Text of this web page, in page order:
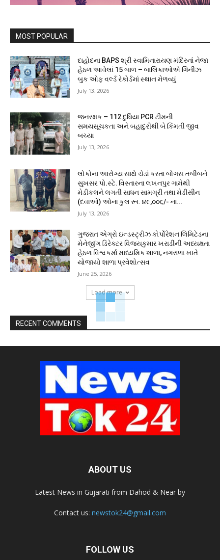
MOST POPULAR
દાહોદના BAPS શ્રી સ્વામિનારાયણ મંદિરનાં નેજા
હેઠળ આવેલાં 15 બાળ – બાલિકાઓએ ગિનીઝ
બુક ઓફ વર્લ્ડ રેકોર્ડમાં સ્થાન મેળવ્યું
July 13, 2026
જનરક્ષક – 112 દુધિયા PCR ટીમની
સમયસૂચકતા અને બહાદુરીથી બે કિંમતી જીવ
બચ્યા
July 13, 2026
લોકોના આરોગ્ય સાથે ચેડાં કરતા બોગસ તબીબને
સુખસર પો.સ્ટે. વિસ્તારના લખનપુર ગામેથી
મેડીકલને લગતી સાધન સામગ્રી તથા મેડીસીન
(દવાઓ) ઓના કુલ રૂા. ૪૯,૦૦૬/- ના...
July 13, 2026
ગુજરાત એગ્રો ઇન્ડસ્ટ્રીઝ કોર્પોરેશન લિમિટેડના
મેનેજીંગ ડિરેક્ટર વિજયકુમાર ખરાડીની અધ્યક્ષતા
હેઠળ વિશ્વકર્મા માધ્યમિક શાળા, નગરાળા ખાતે
યોજાયો શાળા પ્રવેશોત્સવ
June 25, 2026
Load more
RECENT COMMENTS
ABOUT US
Latest News in Gujarati from Dahod & Near by
Contact us: newstok24@gmail.com
FOLLOW US